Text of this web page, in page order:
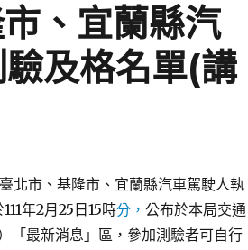
、宜蘭縣汽
及格名單(講
北市、基隆市、宜蘭縣汽車駕駛人執
年2月25日15時分， 公布於本局交通
最新消息」區，參加測驗者可自行